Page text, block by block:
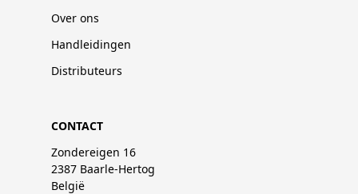
Over ons
Handleidingen
Distributeurs
CONTACT
Zondereigen 16
2387 Baarle-Hertog
België